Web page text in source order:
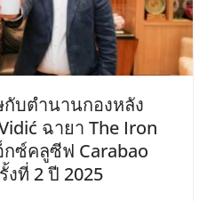
บตำนานกองหลัง
ฉายา The Iron
กซ์คลูซีฟ Carabao
งที่ 2 ปี 2025